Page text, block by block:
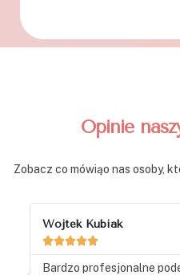
Opinie
Zobacz co mówiąo nas osoby,
Wojtek Kubiak

Bardzo profesjonalne